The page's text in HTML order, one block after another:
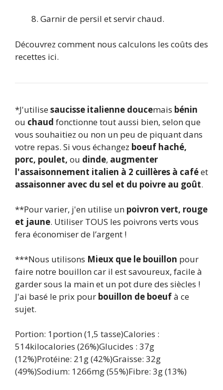
Garnir de persil et servir chaud.
Découvrez comment nous calculons les coûts des
recettes ici.
*J'utilisesaucisse italienne doucemais bénin
ou chaud fonctionne tout aussi bien, selon que
vous souhaitiez ou non un peu de piquant dans
votre repas. Si vous échangez boeuf haché,
porc, poulet, ou dinde, augmenter
l'assaisonnement italien à 2 cuillères à caféet
assaisonner avec du sel et du poivre au goût.
**Pour varier, j'en utilise un poivron vert, rouge
et jaune. Utiliser TOUS les poivrons verts vous
fera économiser de l’argent !
***Nous utilisons Mieux que le bouillon pour
faire notre bouillon car il est savoureux, facile à
garder sous la main et un pot dure des siècles !
J'ai basé le prix pour bouillon de boeufà ce
sujet.
Portion: 1portion (1,5 tasse)Calories :
514kilocalories (26%)Glucides : 37g
(12%)Protéine: 21g(42%)Graisse: 32g
(49%)Sodium: 1266mg(55%)Fibre: 3g(13%)